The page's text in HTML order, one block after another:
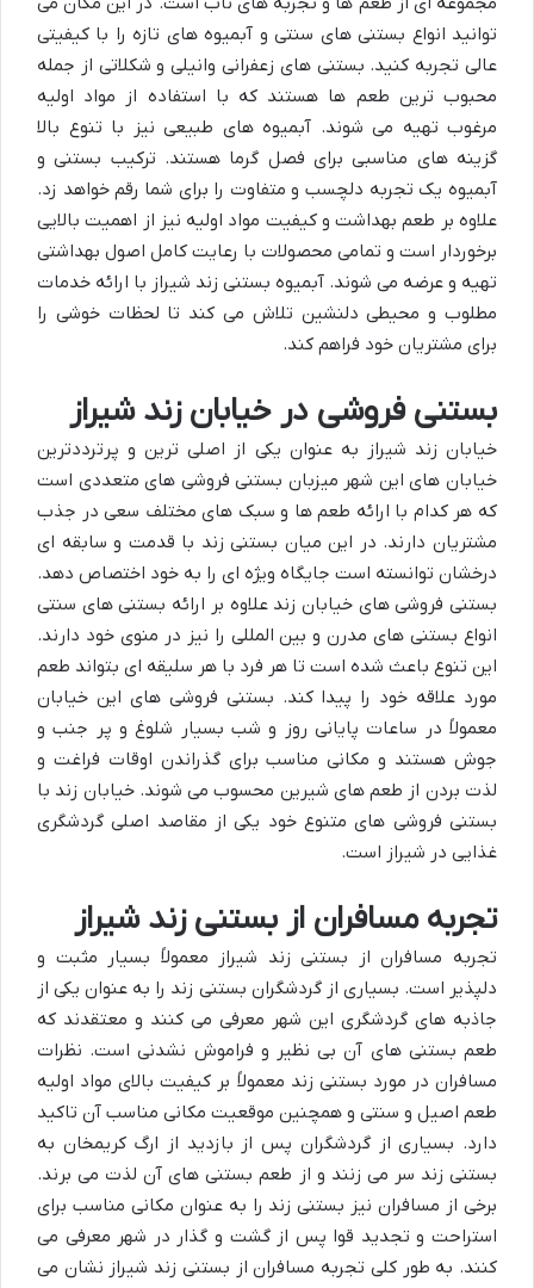
توانید انواع بستنی های سنتی و آبمیوه های تازه را با کیفیتی
عالی تجربه کنید. بستنی های زعفرانی وانیلی و شکلاتی از جمله
محبوب ترین طعم ها هستند که با استفاده از مواد اولیه
مرغوب تهیه می شوند. آبمیوه های طبیعی نیز با تنوع بالا
گزینه های مناسبی برای فصل گرما هستند. ترکیب بستنی و
آبمیوه یک تجربه دلچسب و متفاوت را برای شما رقم خواهد زد.
علاوه بر طعم بهداشت و کیفیت مواد اولیه نیز از اهمیت بالایی
برخوردار است و تمامی محصولات با رعایت کامل اصول بهداشتی
تهیه و عرضه می شوند. آبمیوه بستنی زند شیراز با ارائه خدمات
مطلوب و محیطی دلنشین تلاش می کند تا لحظات خوشی را
برای مشتریان خود فراهم کند.
بستنی فروشی در خیابان زند شیراز
خیابان زند شیراز به عنوان یکی از اصلی ترین و پرترددترین
خیابان های این شهر میزبان بستنی فروشی های متعددی است
که هر کدام با ارائه طعم ها و سبک های مختلف سعی در جذب
مشتریان دارند. در این میان بستنی زند با قدمت و سابقه ای
درخشان توانسته است جایگاه ویژه ای را به خود اختصاص دهد.
بستنی فروشی های خیابان زند علاوه بر ارائه بستنی های سنتی
انواع بستنی های مدرن و بین المللی را نیز در منوی خود دارند.
این تنوع باعث شده است تا هر فرد با هر سلیقه ای بتواند طعم
مورد علاقه خود را پیدا کند. بستنی فروشی های این خیابان
معمولاً در ساعات پایانی روز و شب بسیار شلوغ و پر جنب و
جوش هستند و مکانی مناسب برای گذراندن اوقات فراغت و
لذت بردن از طعم های شیرین محسوب می شوند. خیابان زند با
بستنی فروشی های متنوع خود یکی از مقاصد اصلی گردشگری
غذایی در شیراز است.
تجربه مسافران از بستنی زند شیراز
تجربه مسافران از بستنی زند شیراز معمولاً بسیار مثبت و
دلپذیر است. بسیاری از گردشگران بستنی زند را به عنوان یکی از
جاذبه های گردشگری این شهر معرفی می کنند و معتقدند که
طعم بستنی های آن بی نظیر و فراموش نشدنی است. نظرات
مسافران در مورد بستنی زند معمولاً بر کیفیت بالای مواد اولیه
طعم اصیل و سنتی و همچنین موقعیت مکانی مناسب آن تاکید
دارد. بسیاری از گردشگران پس از بازدید از ارگ کریمخان به
بستنی زند سر می زنند و از طعم بستنی های آن لذت می برند.
برخی از مسافران نیز بستنی زند را به عنوان مکانی مناسب برای
استراحت و تجدید قوا پس از گشت و گذار در شهر معرفی می
کنند. به طور کلی تجربه مسافران از بستنی زند شیراز نشان می